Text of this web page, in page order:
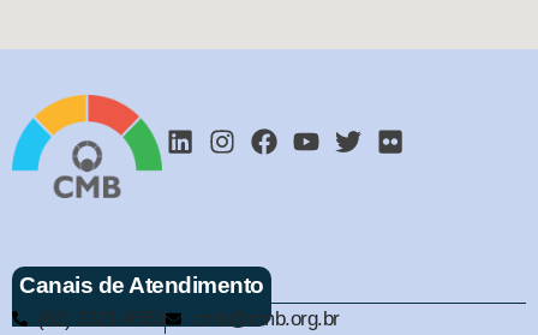
Canais de Atendimento
(61) 3321-9563 cmb@cmb.org.br